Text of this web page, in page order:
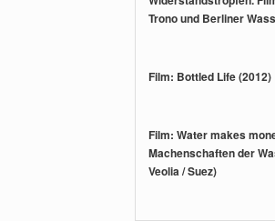
Trono und Berliner
Film: Bottled Life (2012)
Film: Water makes
Machenschaften der
Veolia / Suez)